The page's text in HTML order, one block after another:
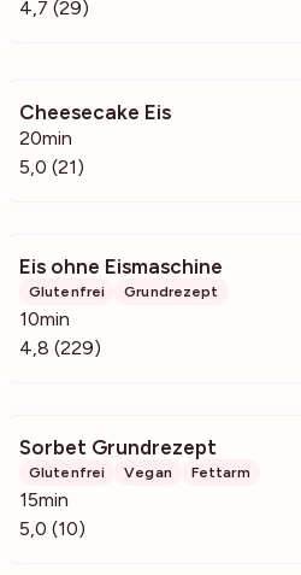
4,7 (29)
Cheesecake Eis
20min
5,0 (21)
Eis ohne Eismaschine
Glutenfrei Grundrezept
10min
4,8 (229)
Sorbet Grundrezept
Glutenfrei Vegan Fettarm
15min
5,0 (10)